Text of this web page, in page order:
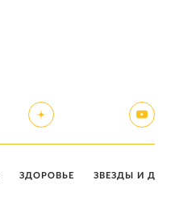
ЗДОРОВЬЕ ЗВЕЗДЫ И